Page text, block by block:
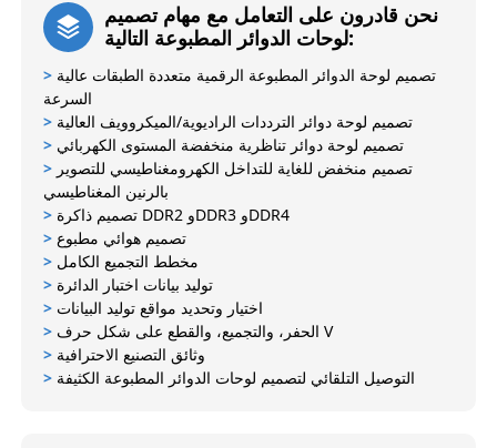
نحن قادرون على التعامل مع مهام تصميم
لوحات الدوائر المطبوعة التالية:
>
السرعة
> تصميم لوحة دوائر الترددات الراديوية/الميكروويف العالية
> تصميم لوحة دوائر تناظرية منخفضة المستوى الكهربائي
>
بالرنين المغناطيسي
>
تصميم ذاكرة DDR2 وDDR3 وDDR4
> تصميم هوائي مطبوع
> مخطط التجميع الكامل
> توليد بيانات اختبار الدائرة
> اختيار وتحديد مواقع توليد البيانات
>
الحفر، والتجميع، والقطع على شكل حرف V
> وثائق التصنيع الاحترافية
> التوصيل التلقائي لتصميم لوحات الدوائر المطبوعة الكثيفة